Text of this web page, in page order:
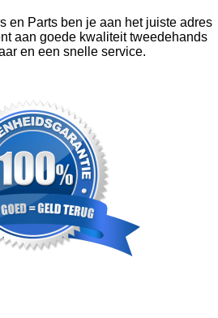
en Parts ben je aan het juiste adres
aan goede kwaliteit tweedehands
en een snelle service.